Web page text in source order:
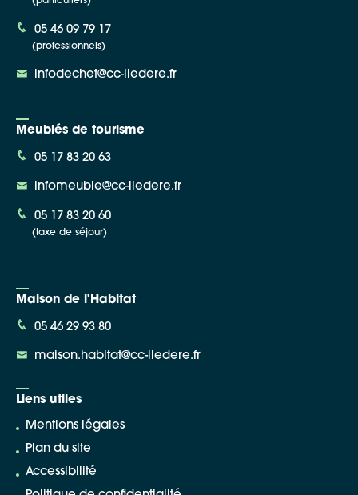
05 46 09 79 17
(professionnels)
infodechet@cc-iledere.fr
Meublés de tourisme
05 17 83 20 63
infomeuble@cc-iledere.fr
05 17 83 20 60
(taxe de séjour)
Maison de l'Habitat
05 46 29 93 80
maison.habitat@cc-iledere.fr
Liens utiles
Mentions légales
Plan du site
Accessibilité